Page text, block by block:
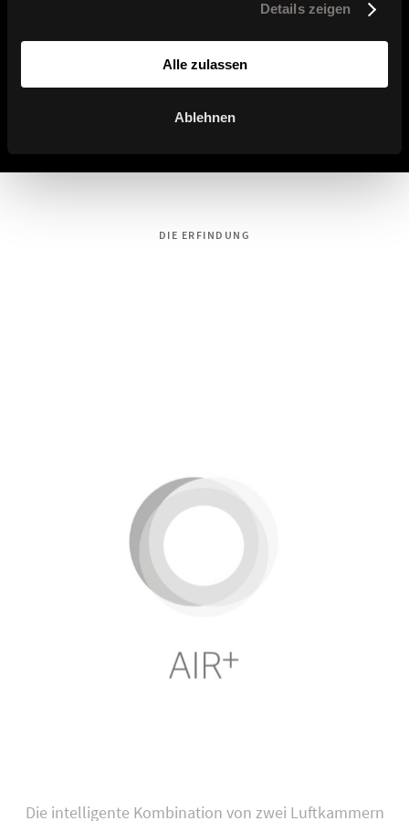
Details zeigen
Alle zulassen
Ablehnen
W-1960 Chairity
DIE ERFINDUNG
Die intelligente Kombination von zwei Luftkammern